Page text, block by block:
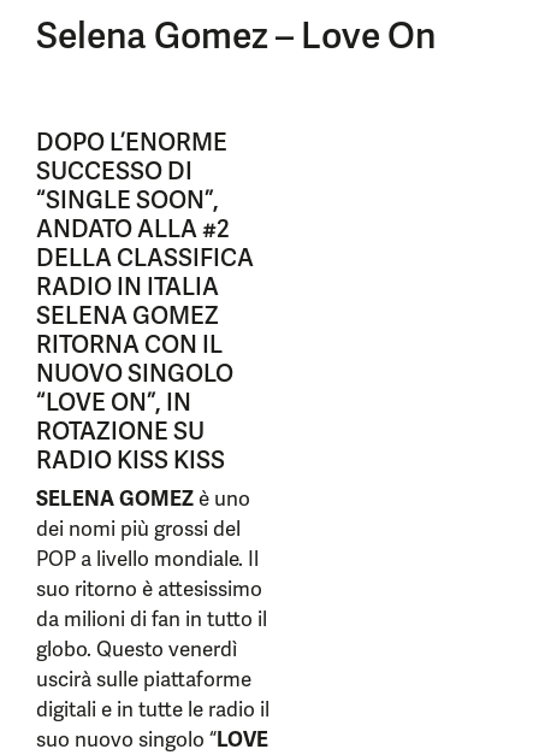
Selena Gomez – Love On
DOPO L’ENORME
SUCCESSO DI
“SINGLE SOON”,
ANDATO ALLA #2
DELLA CLASSIFICA
RADIO IN ITALIA
SELENA GOMEZ
RITORNA CON IL
NUOVO SINGOLO
“LOVE ON”, IN
ROTAZIONE SU
RADIO KISS KISS
SELENA GOMEZè uno
dei nomi più grossi del
POP a livello mondiale. Il
suo ritorno è attesissimo
da milioni di fan in tutto il
globo. Questo venerdì
uscirà sulle piattaforme
digitali e in tutte le radio il
suo nuovo singolo “LOVE